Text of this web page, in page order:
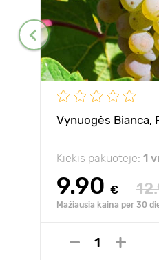
Vynuogės Bianca,
Kiekis pakuotėje: 1
9.90 €
Mažiausia kaina per 30